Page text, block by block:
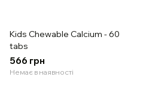
Kids Chewable Calcium - 60
tabs
566 грн
Немає в наявності